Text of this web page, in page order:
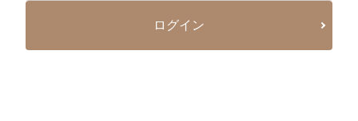
ログイン